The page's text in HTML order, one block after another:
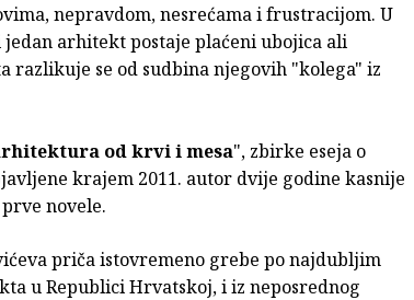
nepravdom, nesrećama i frustracijom. U
arhitekt postaje plaćeni ubojica ali
razlikuje se od sudbina njegovih "kolega" iz
od krvi i mesa", zbirke eseja o
krajem 2011. autor dvije godine kasnije
novele.
priča istovremeno grebe po najdubljim
u Republici Hrvatskoj, i iz neposrednog